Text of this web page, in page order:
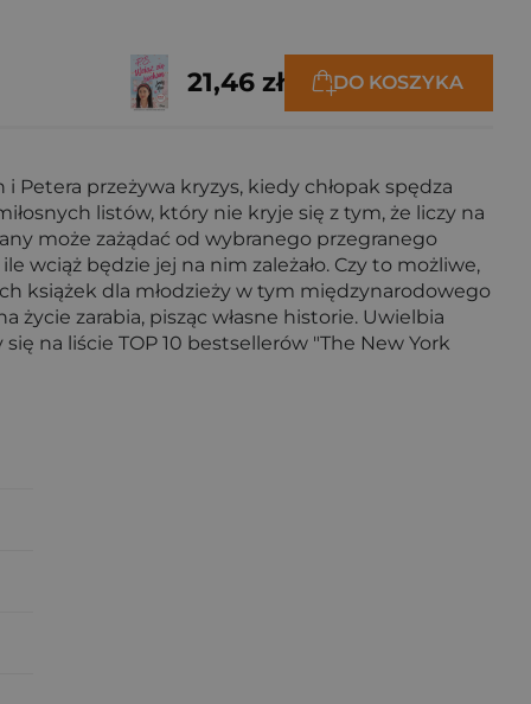
21,46 zł DO KOSZYKA
Petera przeżywa kryzys, kiedy chłopak spędza
listów, który nie kryje się z tym, że liczy na
może zażądać od wybranego przegranego
wciąż będzie jej na nim zależało. Czy to możliwe,
książek dla młodzieży w tym międzynarodowego
życie zarabia, pisząc własne historie. Uwielbia
na liście TOP 10 bestsellerów "The New York